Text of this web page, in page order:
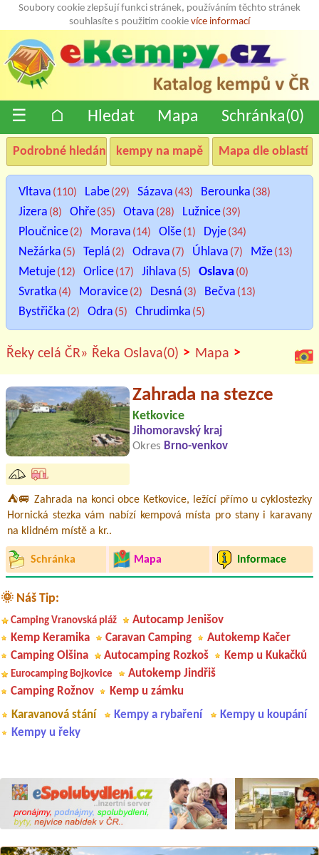
Soubory cookie zlepšují funkci stránek, používáním těchto stránek
souhlasíte s použitím cookie více informací
☰ ⌂ Hledat Mapa Schránka(0)
Podrobné hledání kempy na mapě Mapa dle oblastí
Vltava (110) Labe(29) Sázava (43) Berounka (38)
Jizera (8) Ohře(35) Otava (28) Lužnice(39)
Ploučnice(2) Morava (14) Olše(1) Dyje(34)
Nežárka (5) Teplá (2) Odrava (7) Úhlava (7) Mže(13)
Metuje(12) Orlice(17) Jihlava (5) Oslava (0)
Svratka (4) Moravice(2) Desná (3) Bečva (13)
Bystřička (2) Odra (5) Chrudimka (5)
Řeky celá ČR» Řeka Oslava(0) > Mapa >
Zahrada na stezce
Ketkovice
Jihomoravský kraj
Okres Brno-venkov
⛺🚐 Zahrada na konci obce Ketkovice, ležící přímo u cyklostezky
Hornická stezka vám nabízí kempová místa pro stany i karavany
na klidném místě a kr..
Schránka Mapa Informace
🌞 Náš Tip:
Camping Vranovská pláž
Autocamp Jenišov
Kemp Keramika
Caravan Camping
Autokemp Kačer
Camping Olšina
Autocamping Rozkoš Kemp u Kukačků
Eurocamping Bojkovice
Autokemp Jindřiš
Camping Rožnov
Kemp u zámku
Karavanová stání
Kempy a rybaření
Kempy u koupání
Kempy u řeky